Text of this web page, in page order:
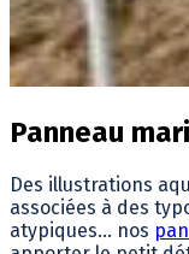
Panneau
Des illustrations
associées à des
atypiques… nos